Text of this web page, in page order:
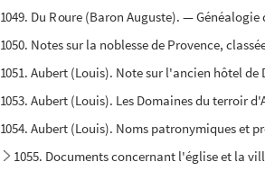
1049. Du Roure (Baron Auguste). —
1050. Notes sur la noblesse de Provence,
1051. Aubert (Louis). Note sur l'ancien hôtel
1053. Aubert (Louis). Les Domaines du terroir
1054. Aubert (Louis). Noms patronymiques et
1055. Documents concernant l'église et la